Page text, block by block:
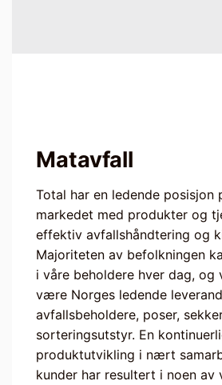
Matavfall
Total har en ledende posisjon
markedet med produkter og
effektiv avfallshåndtering og
Majoriteten av befolkningen
i våre beholdere hver dag, og
være Norges ledende
avfallsbeholdere, poser,
sorteringsutstyr. En
produktutvikling i nært
kunder har resultert i noen av